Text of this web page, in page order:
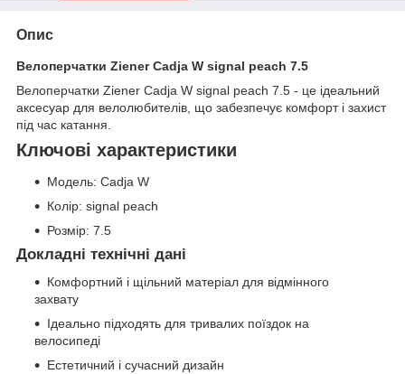
Опис
Велоперчатки Ziener Cadja W signal peach 7.5
Велоперчатки Ziener Cadja W signal peach 7.5 - це ідеальний
аксесуар для велолюбителів, що забезпечує комфорт і захист
під час катання.
Ключові характеристики
Модель: Cadja W
Колір: signal peach
Розмір: 7.5
Докладні технічні дані
Комфортний і щільний матеріал для відмінного
захвату
Ідеально підходять для тривалих поїздок на
велосипеді
Естетичний і сучасний дизайн